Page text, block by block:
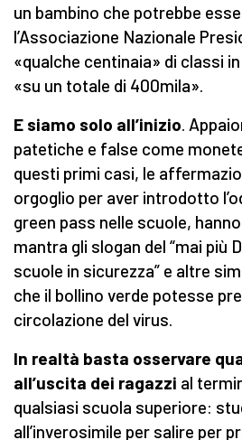
un bambino che potrebbe
l’Associazione Nazionale
«qualche centinaia» di classi
«su un totale di 400mila».
E siamo solo all’inizio.
patetiche e false come
questi primi casi, le
orgoglio per aver introdotto
green pass nelle scuole,
mantra gli slogan del “mai più
scuole in sicurezza” e altre
che il bollino verde potesse
circolazione del virus.
In realtà basta osservare
all’uscita dei ragazzi al
qualsiasi scuola superiore:
all’inverosimile per salire per